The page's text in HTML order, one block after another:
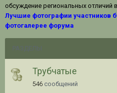
обсуждение региональных отличий
Лучшие фотографии участников
фотогалерее форума
РАЗДЕЛЫ
Трубчатые
546 сообщений